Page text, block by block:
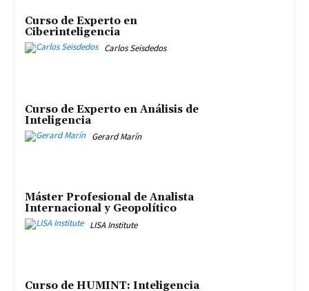
Curso de Experto en
Ciberinteligencia
Carlos Seisdedos
Curso de Experto en Análisis de
Inteligencia
Gerard Marín
Máster Profesional de Analista
Internacional y Geopolítico
LISA Institute
Curso de HUMINT: Inteligencia